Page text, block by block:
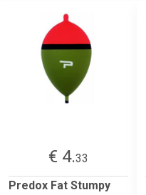
€ 4.33
Predox Fat Stumpy